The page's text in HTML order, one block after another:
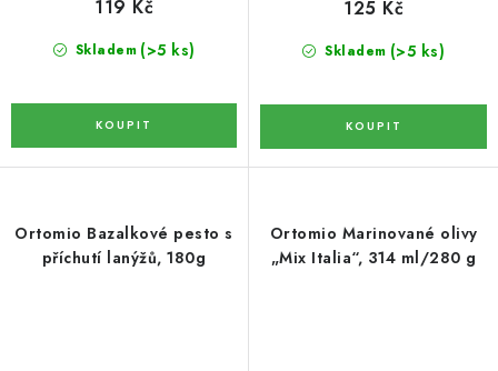
DÁRKOVÉ POUKAZY
OŘECHY NATURAL / PEKANOVÉ OŘECHY
Skladem (>5 ks)
119 Kč
Skladem (>5 ks)
125 Kč
Ortomio Bazalkové pesto s
příchutí lanýžů, 180g
Ortomio Marinované olivy
„Mix Italia“, 314 ml/280 g